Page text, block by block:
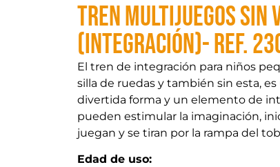
TREN MULTIJUEGOS SIN
(INTEGRACIÓN)- Ref.
El tren de integración para niños
silla de ruedas y también sin esta,
divertida forma y un elemento de
pueden estimular la imaginación,
juegan y se tiran por la rampa del
Edad de uso: